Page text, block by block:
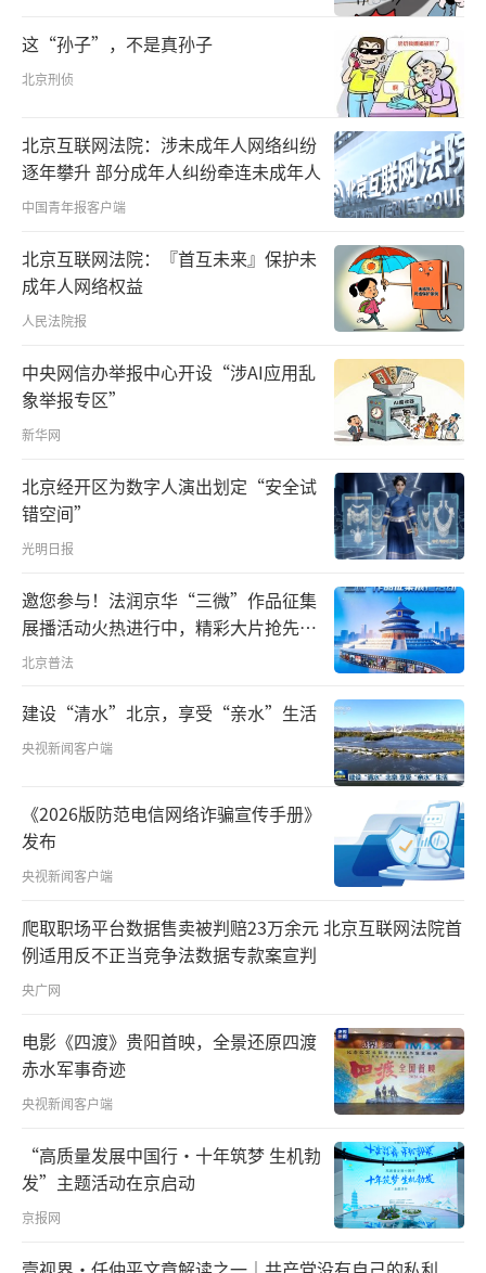
在广州南沙，25岁的香港青年曾祥盛正在
和创业团队紧锣密鼓地工作，筹备着新项目上
线。曾祥盛毕业于暨南大学，是一位教育科技
创业者，所在团队专门面向港澳台侨学生提供
内地高等院校专业升学信息和咨询服务。
今年初，经过一番考察，曾祥盛选择将创
业公司入驻南沙的“创汇谷”粤港澳青年文创
社区。“广州地理位置优越，同时南沙也为我
们港澳青年创业提供了许多支持政策。”他
说。
2019年以来，广州南沙制定出台全方位支
台“港澳青创30条”，为港澳青年提供就业创
业全流程的奖励与补贴。
今年4月，曾祥盛成为首批入住南沙青创人
才公寓的港澳青年之一。
南沙青创人才公寓坐落于“创汇谷”粤港
澳青年文创社区，主要服务港澳青年在南沙安
居置业。公寓目前共有110间房，可容纳180人
入住，配套设备齐全，为港澳青年生活居住提
供一站式服务。
曾祥盛说，自己所在的园区配套完善，公
司就在人才公寓对面，每天步行到公司上班，
不出园区即可满足工作生活需求。
州”行动计划，已筹集近500套人才公寓定向提
供给港澳居民申请。目前共有20000余名港澳学
生参加广州市城乡居民社会医疗保险，10000余
名在穗就业的港澳居民参加广州市职工社会医
疗保险。
“我和创业伙伴都很喜欢广州的创业环
这“孙子”，不是真孙子
北京刑侦
北京互联网法院：涉未成年人网络纠纷
逐年攀升 部分成年人纠纷牵连未成年人
中国青年报客户端
北京互联网法院：『首互未来』保护未
成年人网络权益
人民法院报
中央网信办举报中心开设“涉AI应用乱
象举报专区”
新华网
北京经开区为数字人演出划定“安全试
错空间”
光明日报
邀您参与！法润京华“三微”作品征集
展播活动火热进行中，精彩大片抢先看
～
北京普法
建设“清水”北京，享受“亲水”生活
央视新闻客户端
《2026版防范电信网络诈骗宣传手册》
发布
央视新闻客户端
爬取职场平台数据售卖被判赔23万余元 北京互联网法院首
例适用反不正当竞争法数据专款案宣判
央广网
电影《四渡》贵阳首映，全景还原四渡
赤水军事奇迹
央视新闻客户端
“高质量发展中国行·十年筑梦 生机勃
发”主题活动在京启动
京报网